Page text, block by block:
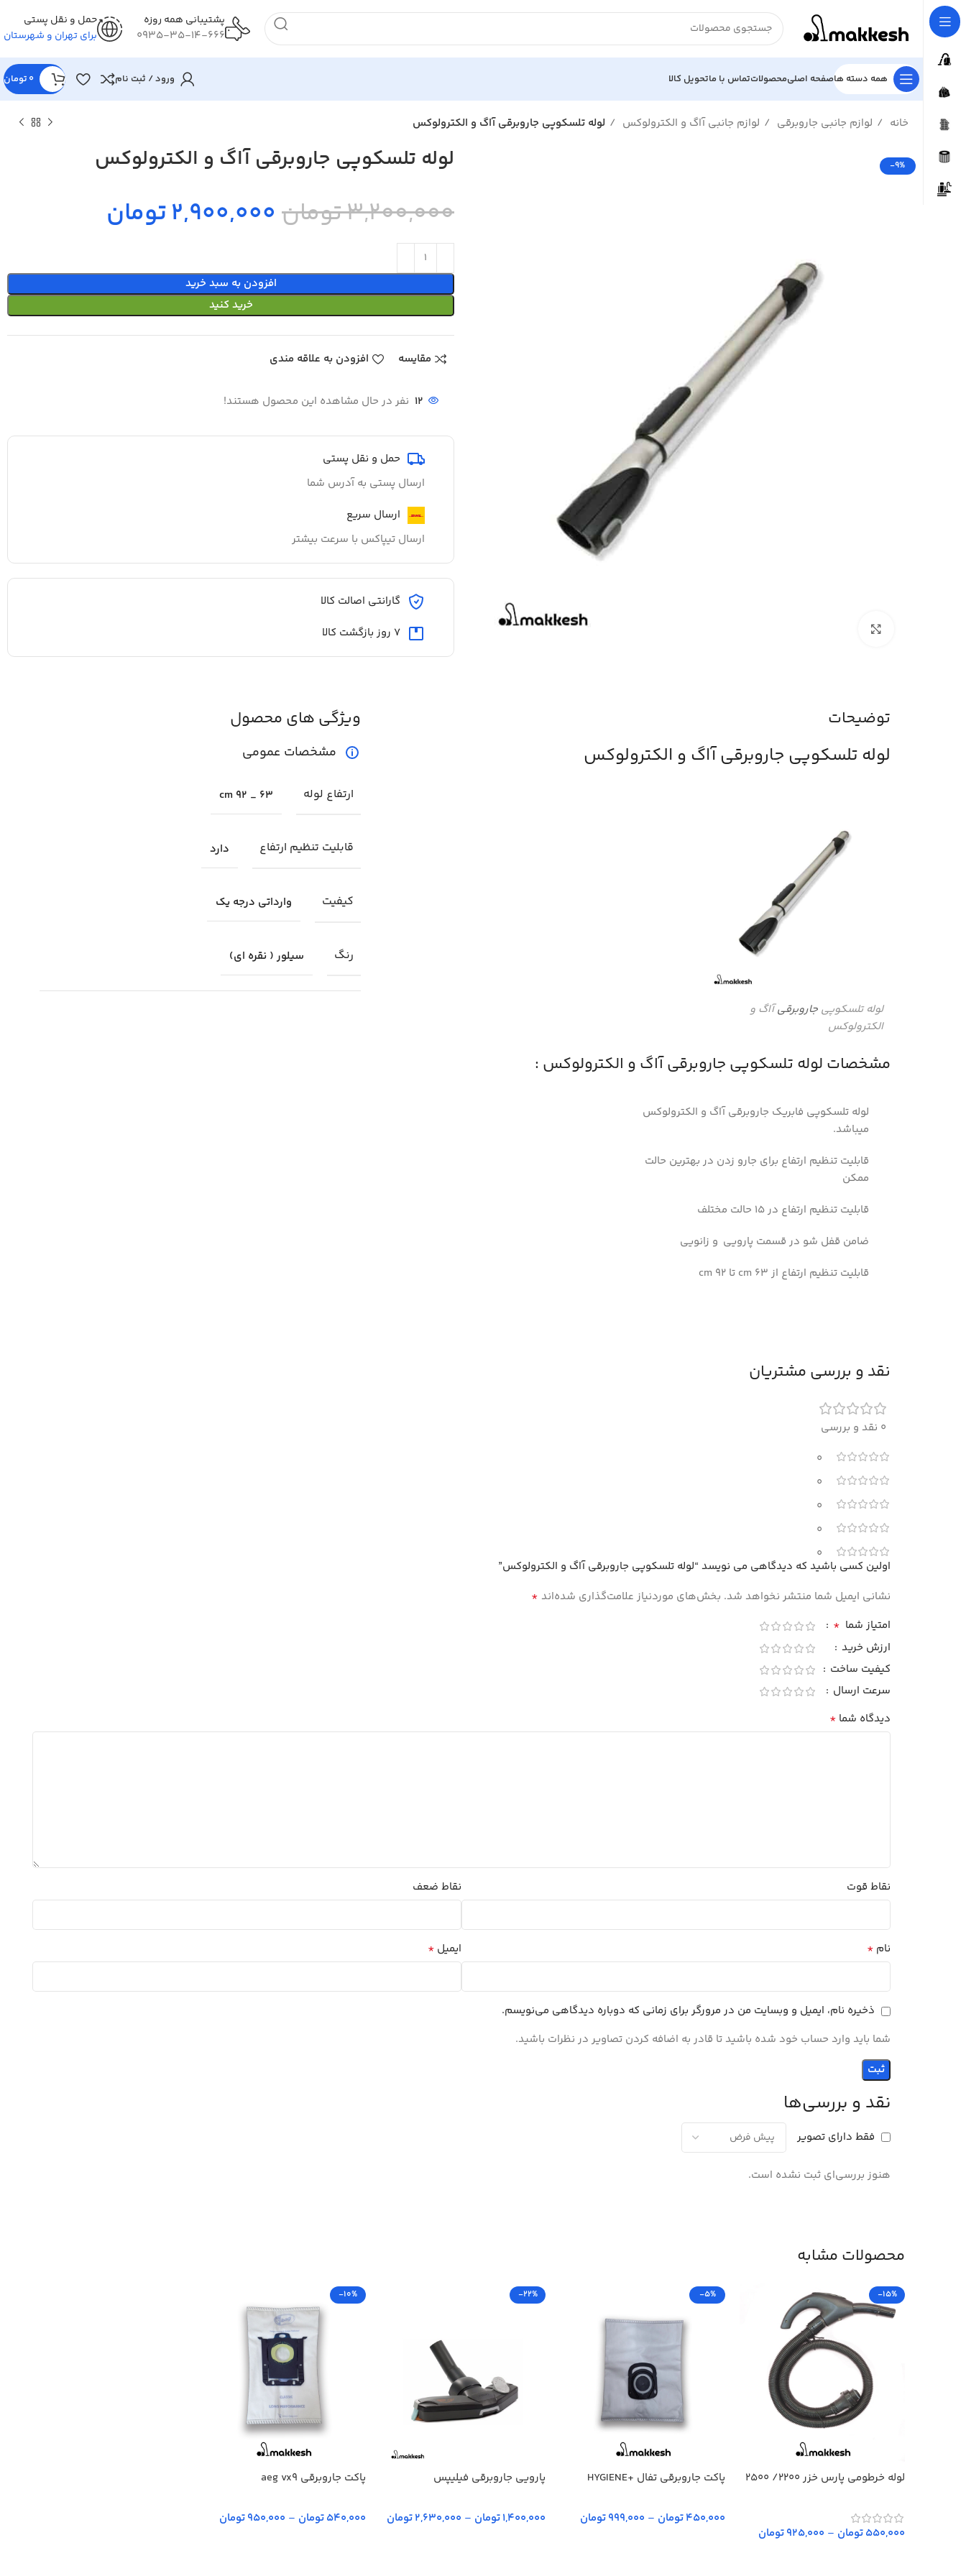
پشتیبانی همه روزه
0935-35-14-666
حمل و نقل پستی
برای تهران و شهرستان
همه دسته هاصفحه اصلیمحصولاتتماس با ماتحویل کالا ورود / ثبت نام 0 تومان
خانه لوازم جانبی جاروبرقی لوازم جانبی آاگ و الکترولوکس لوله تلسکوپی جاروبرقی آاگ و الکترولوکس
-9% لوله تلسکوپی جاروبرقی آاگ و الکترولوکس
3,200,000 تومان 2,900,000 تومان
افزودن به سبد خرید
خرید کنید
مقایسه افزودن به علاقه مندی
12 نفر در حال مشاهده این محصول هستند!
حمل و نقل پستی
ارسال پستی به آدرس شما
ارسال سریع
ارسال تیپاکس با سرعت بیشتر
گارانتی اصالت کالا
7 روز بازگشت کالا
توضیحات
لوله تلسکوپی جاروبرقی آاگ و الکترولوکس
لوله تلسکوپی جاروبرقیآاگ و
الکترولوکس
مشخصات لوله تلسکوپی جاروبرقی آاگ و الکترولوکس :
لوله تلسکوپی فابریک جاروبرقی آاگ و الکترولوکس
میباشد.
قابلیت تنظیم ارتفاع برای جارو زدن در بهترین حالت
ممکن
قابلیت تنظیم ارتفاع در 15 حالت مختلف
ضامن قفل شو در قسمت پارویی و زانویی
قابلیت تنظیم ارتفاع از 63 cm تا 92 cm
ویژگی های محصول
مشخصات عمومی
ارتفاع لوله 63 _ 92 cm
قابلیت تنظیم ارتفاع دارد
کیفیت وارداتی درجه یک
رنگ سیلور ( نقره ای)
نقد و بررسی مشتریان
0 نقد و بررسی
0
0
0
0
0
نقد و بررسی‌ها
فقط دارای تصویر
هنوز بررسی‌ای ثبت نشده است.
اولین کسی باشید که دیدگاهی می نویسد “لوله تلسکوپی جاروبرقی آاگ و الکترولوکس”
نشانی ایمیل شما منتشر نخواهد شد. بخش‌های موردنیاز علامت‌گذاری شده‌اند *
امتیاز شما *
ارزش خرید
کیفیت ساخت
سرعت ارسال
دیدگاه شما *
نقاط قوت نقاط ضعف
نام * ایمیل *
ذخیره نام، ایمیل و وبسایت من در مرورگر برای زمانی که دوباره دیدگاهی می‌نویسم.
شما باید وارد حساب خود شده باشید تا قادر به اضافه کردن تصاویر در نظرات باشید.
محصولات مشابه
-15%
لوله خرطومی پارس خزر 2200/ 2500
550,000 تومان – 925,000 تومان
-5%
پاکت جاروبرقی تفال +HYGIENE
450,000 تومان – 999,000 تومان
-22%
پارویی جاروبرقی فیلیپس
1,400,000 تومان – 2,630,000 تومان
-10%
پاکت جاروبرقی aeg vx9
540,000 تومان – 950,000 تومان